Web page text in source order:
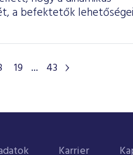
a befektetők
19 ... 43
Karrier